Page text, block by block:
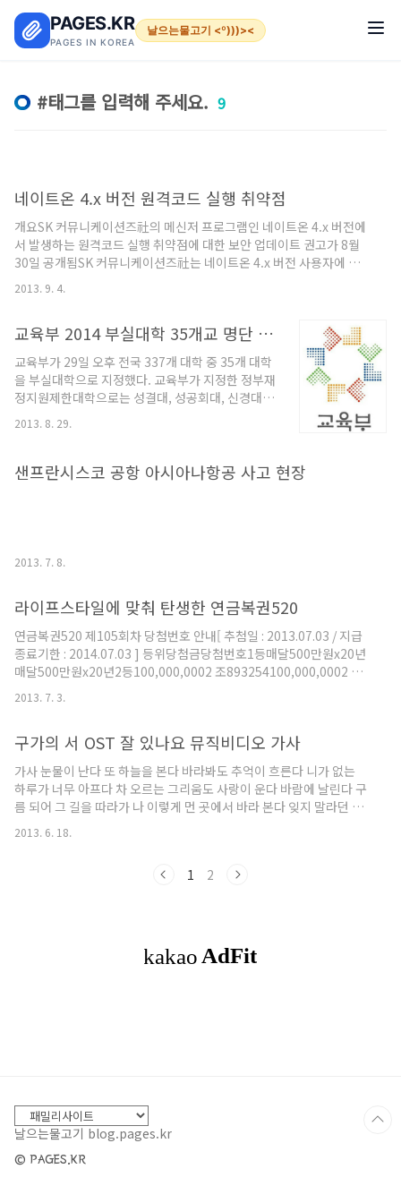
PAGES.KR
PAGES IN KOREA
날으는물고기 <º)))><
태그를 입력해 주세요. 9
네이트온 4.x 버전 원격코드 실행 취약점
개요SK 커뮤니케이션즈社의 메신저 프로그램인 네이트온 4.x 버전에
서 발생하는 원격코드 실행 취약점에 대한 보안 업데이트 권고가 8월
30일 공개됨SK 커뮤니케이션즈社는 네이트온 4.x 버전 사용자에 대
한 지속적인 사용 지원을 위해 해당 취약점을 서버 패치를 통해 해결함
해당 취약점의 경우, 9월 2일부로 패치를 수행하지 않은 4.x 버전에서
한 문자열에 대해 서버측에서 필터링 수행 해당 시스템취약점에 영향
받지 않는 버전 - 네이트온 5.x - 네이트온 4.x 및 이전버전 문의사항한
국인터넷진흥원 인터넷침해대응센터: 국번없이 118 기타본 취약점은
Krcert 홈페이지를 통해 sweetchip님께서 제공해주셨습니다.
2013. 9. 4.
교육부 2014 부실대학 35개교 명단 발표
교육부가 29일 오후 전국 337개 대학 중 35개 대학
을 부실대학으로 지정했다. 교육부가 지정한 정부재
정지원제한대학으로는 성결대, 성공회대, 신경대,
숭의여대, 웅지세무대 등 수도권 대학 5곳(4년제 3
개교, 전문대 2개교)과 경주대, 극동대, 대구외국어
라대, 우석대, 제주국제대, 한려대, 한서대, 한중대,
대 15개교)이 지정됐다. 교육부는 “전체 337개 대
2013. 8. 29.
샌프란시스코 공항 아시아나항공 사고 현장
2013. 7. 8.
라이프스타일에 맞춰 탄생한 연금복권520
연금복권520 제105회차 당첨번호 안내[ 추첨일 : 2013.07.03 / 지급
종료기한 : 2014.07.03 ] 등위당첨금당첨번호1등매달500만원x20년
매달500만원x20년2등100,000,0002 조893254100,000,0002 조
893256100,000,0002 조860488100,000,0002 조8604903등
10,000,000각조6601064등1,000,000각조●070915등20,000각
1,000각조●●●●●01,000각조●●●●●1 연금복권520 2등
확인방법연금복권520의 2등 당첨번호는 1등의 앞,뒷번호로 1등 당첨
번호가 2조 123456번 일 경우, 2등 당첨번호는 1등의 앞번호인 2조
123455번과 1등의 뒷번..
2013. 7. 3.
구가의 서 OST 잘 있나요 뮤직비디오 가사
가사 눈물이 난다 또 하늘을 본다 바라봐도 추억이 흐른다 니가 없는
하루가 너무 아프다 차 오르는 그리움도 사랑이 운다 바람에 날린다 구
름 되어 그 길을 따라가 나 이렇게 먼 곳에서 바라 본다 잊지 말라던 그
대 내 눈물아 슬픈 추억아 보고 싶은 그런 사랑아 언제나 같은 하늘 아
래 그려 본다 그래 나 이렇게 아픔에 살아 하루가 지나가도 하루가 다
고 싶은 그런 사랑아 언제나 같은 하늘아래 그려 본다 그래 나 이렇게
2013. 6. 18.
1 2
날으는물고기 blog.pages.kr
© PAGES.KR